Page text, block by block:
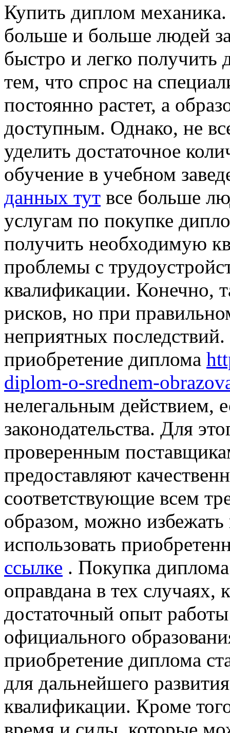
Купить диплoм
больше и больше людей
быстро и легко получить
тем, что спрос на
постоянно растет, а
доступным. Однако, не
уделить достаточное
обучение в учебном
данных тут все больше
услугам по покупке
получить необходимую
проблемы с
квалификации. Конечно,
рисков, но при
неприятных
приобретение диплома
diplom-o-srednem-
нелегальным действием,
законодательства. Для
проверенным
предоставляют
соответствующие всем
образом, можно
использовать
ссылке . Покупка
оправдана в тех случаях,
достаточный опыт
официального
приобретение диплома
для дальнейшего
квалификации. Кроме